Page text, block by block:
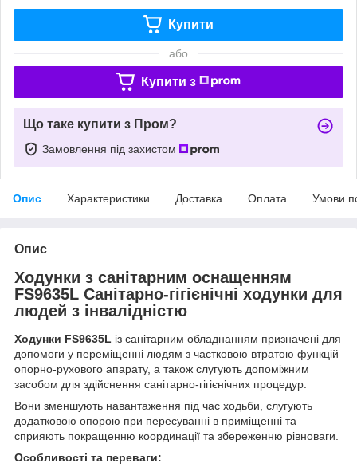
Купити
або
Купити з
Що таке купити з Пром?
Замовлення під захистом
Опис Характеристики Доставка Оплата Умови
Опис
Ходунки з санітарним оснащенням
FS9635L Санітарно-гігієнічні ходунки для
людей з інвалідністю
Ходунки FS9635L із санітарним обладнанням призначені для
допомоги у переміщенні людям з частковою втратою функцій
опорно-рухового апарату, а також слугують допоміжним
засобом для здійснення санітарно-гігієнічних процедур.
Вони зменшують навантаження під час ходьби, слугують
додатковою опорою при пересуванні в приміщенні та
сприяють покращенню координації та збереженню рівноваги.
Особливості та переваги: